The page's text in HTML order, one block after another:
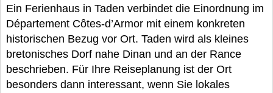
Ein Ferienhaus in Taden verbindet die Einordnung im
Département Côtes-d’Armor mit einem konkreten
historischen Bezug vor Ort. Taden wird als kleines
bretonisches Dorf nahe Dinan und an der Rance
beschrieben. Für Ihre Reiseplanung ist der Ort
besonders dann interessant, wenn Sie lokales